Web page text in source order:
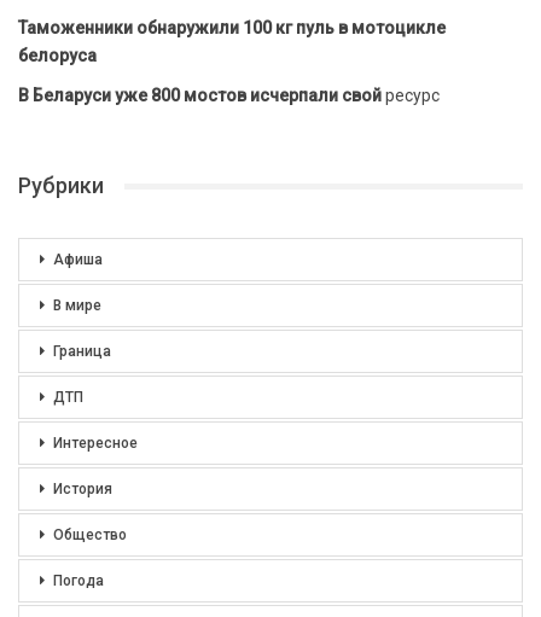
Таможенники обнаружили 100 кг пуль в мотоцикле
белоруса
В Беларуси уже 800 мостов исчерпали свойресурс
Рубрики
Афиша
В мире
Граница
ДТП
Интересное
История
Общество
Погода